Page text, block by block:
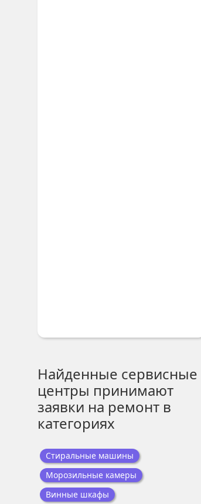
Найденные сервисные
центры принимают
заявки на ремонт в
категориях
Стиральные машины
Морозильные камеры
Винные шкафы